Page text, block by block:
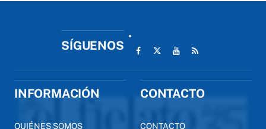
SÍGUENOS
INFORMACIÓN
QUIÉNES SOMOS
CONTACTO
CONTACTO